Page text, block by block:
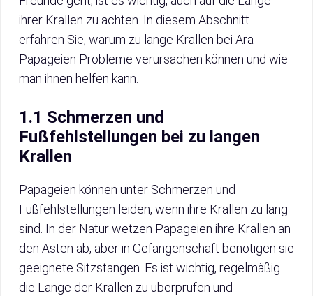
ihrer Krallen zu achten. In diesem Abschnitt
erfahren Sie, warum zu lange Krallen bei Ara
Papageien Probleme verursachen können und wie
man ihnen helfen kann.
1.1 Schmerzen und
Fußfehlstellungen bei zu langen
Krallen
Papageien können unter Schmerzen und
Fußfehlstellungen leiden, wenn ihre Krallen zu lang
sind. In der Natur wetzen Papageien ihre Krallen an
den Ästen ab, aber in Gefangenschaft benötigen sie
geeignete Sitzstangen. Es ist wichtig, regelmäßig
die Länge der Krallen zu überprüfen und